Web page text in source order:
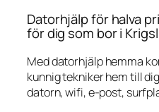
Datorhjälp för halva
för dig som bor i
Med datorhjälp hemma
kunnig tekniker hem till
datorn, wifi, e-post,